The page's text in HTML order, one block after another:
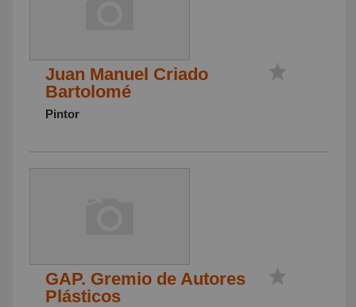
Juan Manuel Criado
Bartolomé
Pintor
GAP. Gremio de Autores
Plásticos